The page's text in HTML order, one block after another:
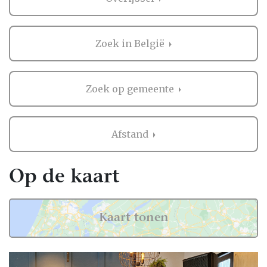
waar gasten samenkomen voor foto's,
video's en veel plezier. Zo groeit er een
prachtige verzameling beelden die de sfeer,
emoties en interactie van jullie huwelijk
perfect vastlegt. Een photobooth in
Overijssel zorgt voor extra entertainment en
geschikt voor jong en oud. Binnen enkele
seconden worden haarscherpe foto's, leuke
GIF's en korte video's gemaakt. Iedere
opname wordt direct afgedrukt als luxe
fotoprint en daarnaast opgeslagen in een
persoonlijke digitale galerij. Een stijlvolle
spiegel photobooth geeft iedere
moderne 360 videobooth spectaculaire
Zoek in België
Zoek op gemeente
Afstand
Op de kaart
Kaart tonen